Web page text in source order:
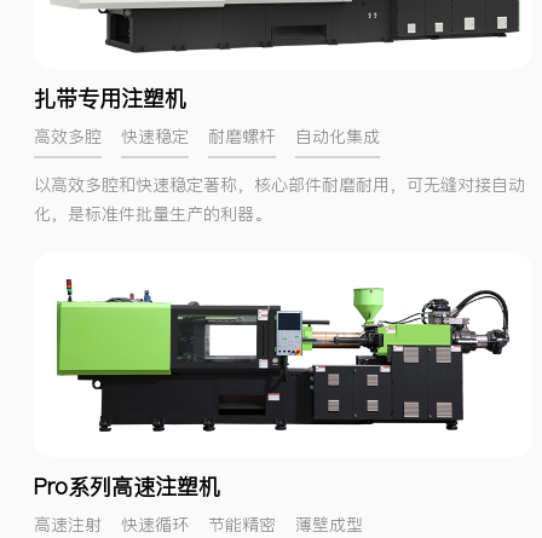
扎带专用注塑机
高效多腔 快速稳定 耐磨螺杆
自动化集成
以高效多腔和快速稳定著称，核心部件耐磨耐用，可无缝对接自动
化，是标准件批量生产的利器。
Pro系列高速注塑机
高速注射 快速循环 节能精密
薄壁成型